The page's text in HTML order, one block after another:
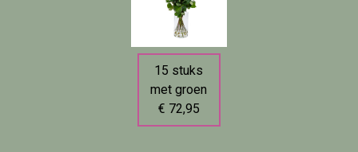
15 stuks
met groen
€ 72,95